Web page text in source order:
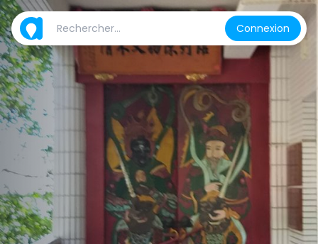
Connexion